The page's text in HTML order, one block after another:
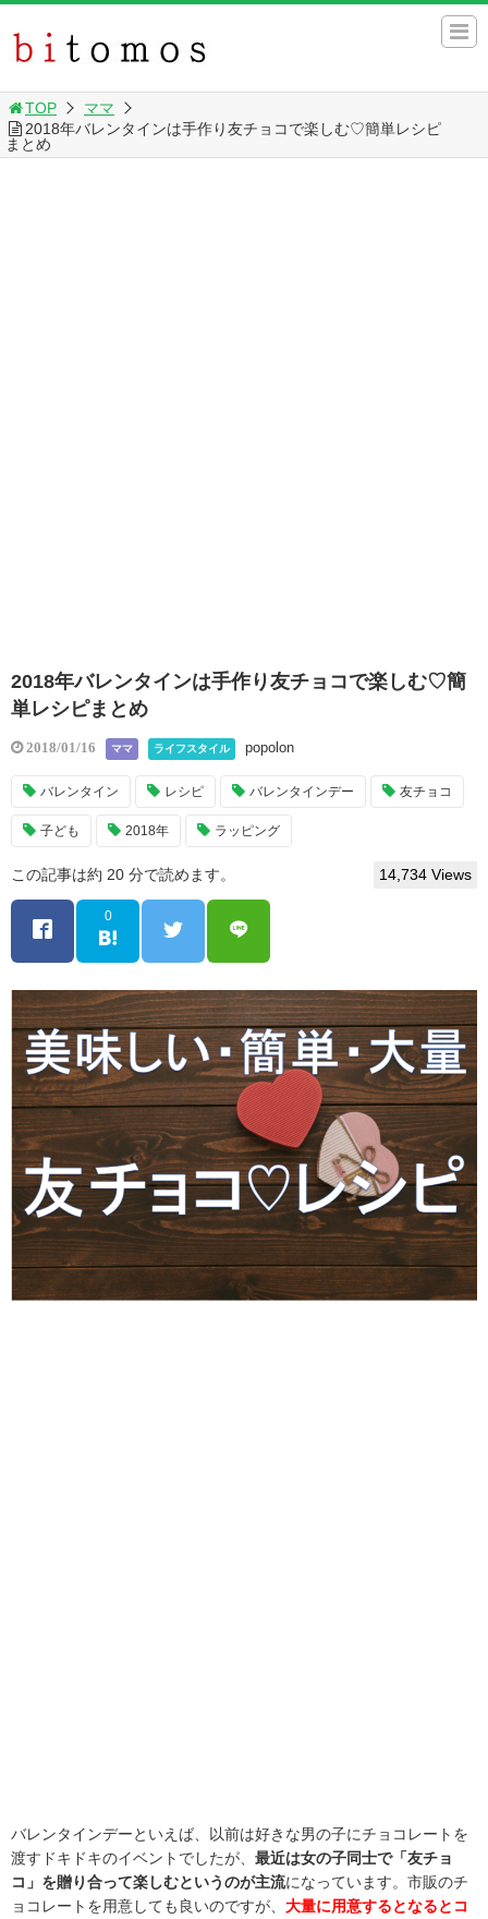
TOP
ママ
2018年バレンタインは手作り友チョコで楽しむ♡簡単レシピ
まとめ
2018年バレンタインは手作り友チョコで楽しむ♡簡
単レシピまとめ
2018/01/16 ママ ライフスタイル popolon
バレンタイン レシピ バレンタインデー 友チョコ
子ども 2018年 ラッピング
この記事は約 20 分で読めます。 14,734 Views
0
バレンタインデーといえば、以前は好きな男の子にチョコレートを
渡すドキドキのイベントでしたが、 最近は女の子同士で「友チョ
コ」を贈り合って楽しむというのが主流になっています。市販のチ
ョコレートを用意しても良いのですが、 大量に用意するとなるとコ